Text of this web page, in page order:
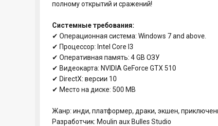
полному открытий и сражений!
Системные требования:
✔ Операционная система: Windows 7 and above.
✔ Процессор: Intel Core I3
✔ Оперативная память: 4 GB ОЗУ
✔ Видеокарта: NVIDIA GeForce GTX 510
✔ DirectX: версии 10
✔ Место на диске: 500 MB
Жанр: инди, платформер, драки, экшен,
Разработчик: Moulin aux Bulles Studio